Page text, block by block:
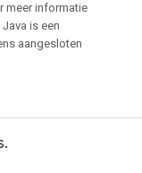
meer informatie
Java is een
aangesloten